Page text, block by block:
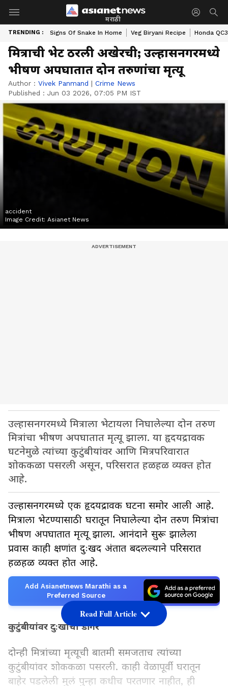
मराठी
TRENDING : Signs Of Snake In Home Veg Biryani Recipe Honda
मित्राची भेट ठरली अखेरची; उल्हासनगरमध्ये
भीषण अपघातात दोन तरुणांचा मृत्यू
Author : Vivek Panmand | Crime News
Published : Jun 03 2026, 07:05 PM IST
accident
Image Credit: Asianet News
उल्हासनगरमध्ये मित्राला भेटायला निघालेल्या दोन तरुण
मित्रांचा भीषण अपघातात मृत्यू झाला. या हृदयद्रावक
घटनेमुळे त्यांच्या कुटुंबीयांवर आणि मित्रपरिवारात
शोककळा पसरली असून, परिसरात हळहळ व्यक्त होत
आहे.
उल्हासनगरमध्ये एक हृदयद्रावक घटना समोर आली आहे.
मित्राला भेटण्यासाठी घरातून निघालेल्या दोन तरुण मित्रांचा
भीषण अपघातात मृत्यू झाला. आनंदाने सुरू झालेला
प्रवास काही क्षणांत दुःखद अंतात बदलल्याने परिसरात
हळहळ व्यक्त होत आहे.
Add Asianetnews Marathi as a
Preferred Source
कुटुंबीयांवर दुःखाचा डोंगर
दोन्ही मित्रांच्या मृत्यूची बातमी समजताच त्यांच्या
कुटुंबीयांवर शोककळा पसरली. काही वेळापूर्वी घरातून
बाहेर पडलेली मुलं पुन्हा कधीच परतणार नाहीत, ही
Read Full Article